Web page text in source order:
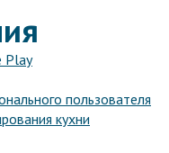
Play
пользователя
кухни